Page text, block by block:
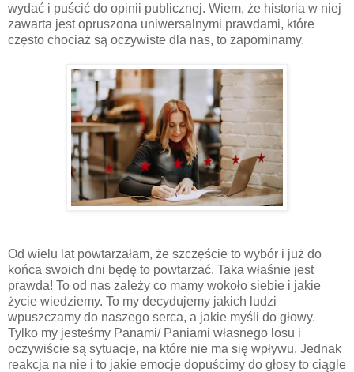
wydać i puścić do opinii publicznej. Wiem, że historia w niej
zawarta jest opruszona uniwersalnymi prawdami, które
często chociaż są oczywiste dla nas, to zapominamy.
Od wielu lat powtarzałam, że szczęście to wybór i już do
końca swoich dni będę to powtarzać. Taka właśnie jest
prawda! To od nas zależy co mamy wokoło siebie i jakie
życie wiedziemy. To my decydujemy jakich ludzi
wpuszczamy do naszego serca, a jakie myśli do głowy.
Tylko my jesteśmy Panami/ Paniami własnego losu i
oczywiście są sytuacje, na które nie ma się wpływu. Jednak
reakcja na nie i to jakie emocje dopuścimy do głosy to ciągle